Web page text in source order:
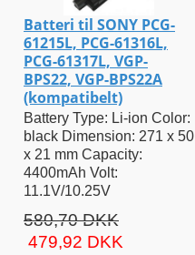
Batteri til SONY PCG-
61215L, PCG-61316L,
PCG-61317L, VGP-
BPS22, VGP-BPS22A
(kompatibelt)
Battery Type: Li-ion Color:
black Dimension: 271 x 50
x 21 mm Capacity:
4400mAh Volt:
11.1V/10.25V
580,70 DKK
479,92 DKK